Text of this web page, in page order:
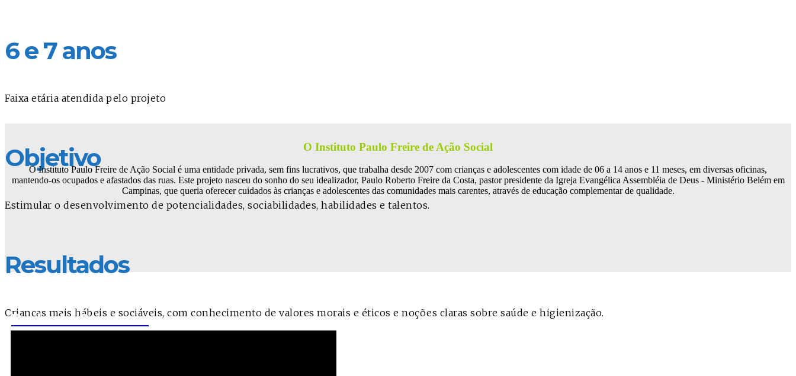
6 e 7 anos
Faixa etária atendida pelo projeto
Objetivo
Estimular o desenvolvimento de potencialidades, sociabilidades, habilidades e talentos.
Resultados
Crianças mais hábeis e sociáveis, com conhecimento de valores morais e éticos e noções claras sobre saúde e higienização.
O Instituto Paulo Freire de Ação Social
O Instituto Paulo Freire de Ação Social é uma entidade privada, sem fins lucrativos, que trabalha desde 2007 com crianças e adolescentes com idade de 06 a 14 anos e 11 meses, em diversas oficinas,
mantendo-os ocupados e afastados das ruas. Este projeto nasceu do sonho do seu idealizador, Paulo Roberto Freire da Costa, pastor presidente da Igreja Evangélica Assembléia de Deus - Ministério Belém em
Campinas, que queria oferecer cuidados às crianças e adolescentes das comunidades mais carentes, através de educação complementar de qualidade.
Roda de Conversa